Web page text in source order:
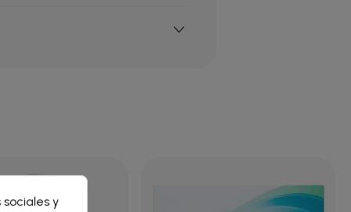
y